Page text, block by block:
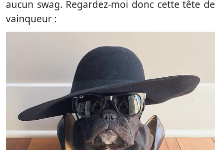
aucun swag. Regardez-moi donc cette tête de
vainqueur :